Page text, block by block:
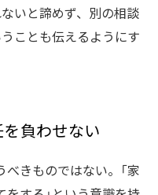
いと諦めず、別の相談
ことも伝えるようにす
を負わせない
きものではない。「家